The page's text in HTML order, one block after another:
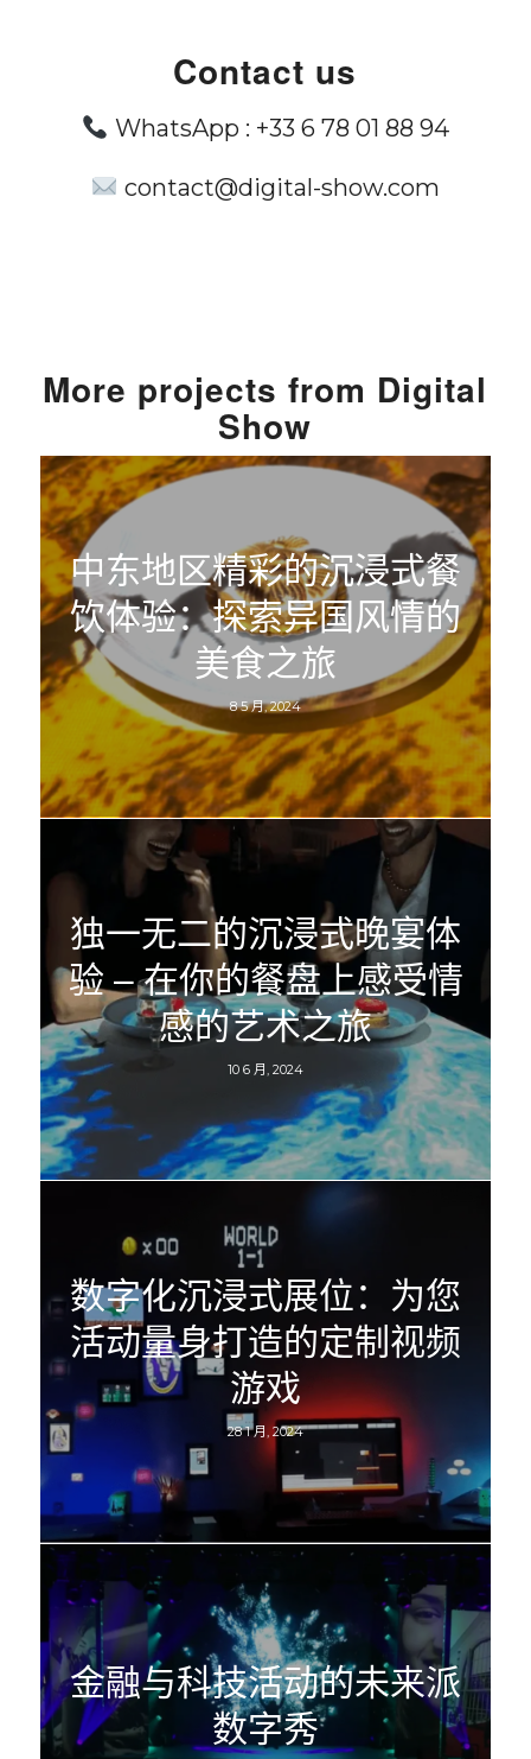
Contact us
WhatsApp : +33 6 78 01 88 94
contact@digital-show.com
More projects from Digital
Show
中东地区精彩的沉浸式餐
饮体验：探索异国风情的
美食之旅
8 5 月, 2024
独一无二的沉浸式晚宴体
验 – 在你的餐盘上感受情
感的艺术之旅
10 6 月, 2024
数字化沉浸式展位：为您
活动量身打造的定制视频
游戏
28 1 月, 2024
金融与科技活动的未来派
数字秀